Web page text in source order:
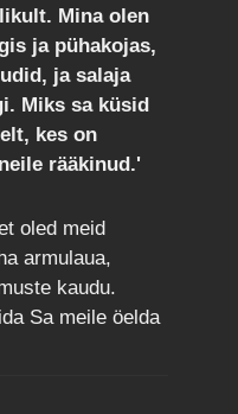
Mina olen
ja pühakojas,
ja salaja
Miks sa küsid
kes on
rääkinud.'
oled meid
armulaua,
kaudu.
Sa meile öelda